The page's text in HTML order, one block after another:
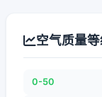
空气质量
0-50